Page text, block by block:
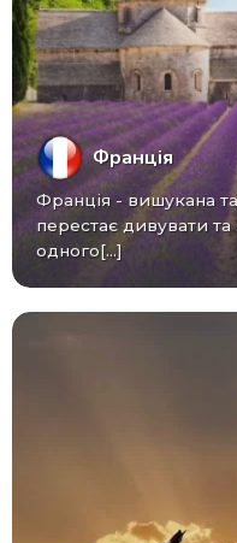
Франція
Франція - вишукана та пікантна країна, яка не
перестає дивувати
одного[...]